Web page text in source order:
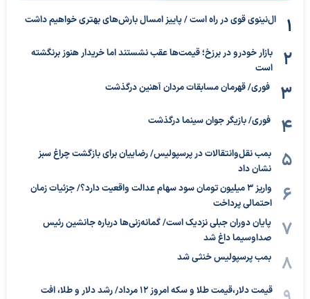
ال‌نینوی قوی در راه است / پاییز امسال بارش‌های بهتری خواهیم داشت
بازار خودرو در برزخ؛ قیمت‌ها عقب نشستند اما خریدار هنوز برنگشته
است
فوری/ قهرمان مسابقات مردان آهنین درگذشت
فوری/ بازیگر جوان سینما درگذشت
بمب نقل‌وانتقالات در پرسپولیس/ رضاییان برای بازگشت چراغ سبز
نشان داد
واریز ۳ میلیون تومان سود سهام عدالت واقعیت دارد؟/ جزئیات زمان
احتمالی پرداخت
پایان دوران جبلی نزدیک است/ گمانه‌زنی‌ها درباره جانشین رئیس
صداوسیما داغ شد
بمب پرسپولیس خنثی شد
قیمت دلار،قیمت طلا و سکه امروز ۱۲ مرداد/ رشد دلار و طلا، افت